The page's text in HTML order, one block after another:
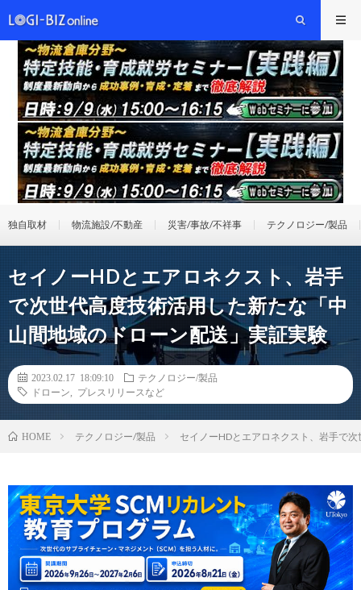
独自取材 物流施設/不動産 災害/事故/不祥事 テクノロジー/製品
セイノーHDとエアロネクスト、岩手
で次世代高度技術活用した新たな「中
山間地域のドローン配送」実証実験
2023.02.17 18:09:10
テクノロジー/製品
ドローン
プレスリリースなど
HOME テクノロジー/製品 セイノーHDとエアロネクスト、岩手で